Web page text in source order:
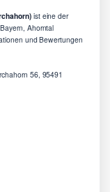
ist eine der
Ahorntal
und Bewertungen
56, 95491